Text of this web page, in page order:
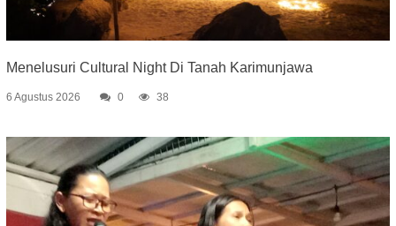
Menelusuri Cultural Night Di Tanah Karimunjawa
6 Agustus 2026 0 38